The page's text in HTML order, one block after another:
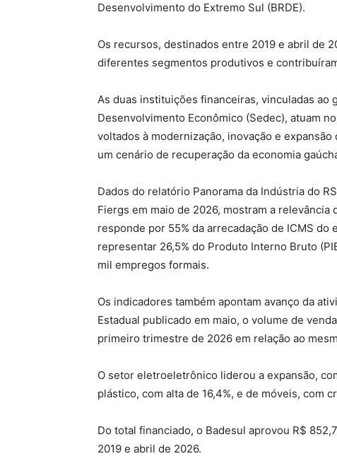
Desenvolvimento do Extremo Sul (BRDE).
Os recursos, destinados entre 2019 e abril de
diferentes segmentos produtivos e
As duas instituições financeiras, vinculadas ao
Desenvolvimento Econômico (Sedec), atuam
voltados à modernização, inovação e
um cenário de recuperação da economia
Dados do relatório Panorama da Indústria do
Fiergs em maio de 2026, mostram a
responde por 55% da arrecadação de ICMS
representar 26,5% do Produto Interno Bruto
mil empregos formais.
Os indicadores também apontam avanço da
Estadual publicado em maio, o volume de
primeiro trimestre de 2026 em relação ao
O setor eletroeletrônico liderou a expansão,
plástico, com alta de 16,4%, e de móveis, com
Do total financiado, o Badesul aprovou R$
2019 e abril de 2026.